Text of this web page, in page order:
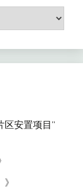
区安置项目”
》